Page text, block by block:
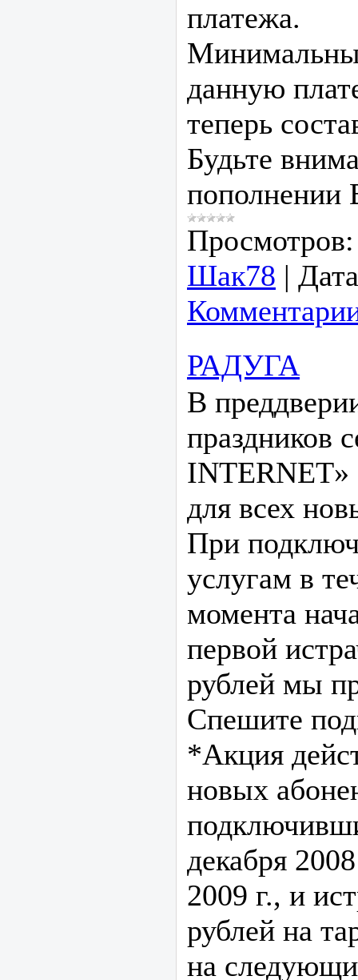
платежа.
данную
теперь
Будьте
пополнении
Просмотров:
Шак78 |
РАДУГА
В
праздников
INTERNET»
для всех
При
услугам в
момента
первой
рублей мы
Спешите
*Акция
новых
декабря
2009 г., и
рублей на
на